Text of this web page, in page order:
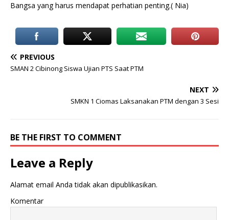
Bangsa yang harus mendapat perhatian penting.( Nia)
PREVIOUS
SMAN 2 Cibinong Siswa Ujian PTS Saat PTM
NEXT
SMKN 1 Ciomas Laksanakan PTM dengan 3 Sesi
BE THE FIRST TO COMMENT
Leave a Reply
Alamat email Anda tidak akan dipublikasikan.
Komentar